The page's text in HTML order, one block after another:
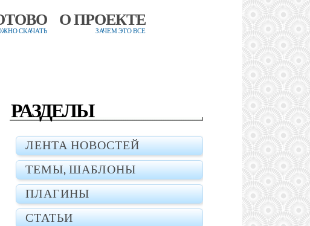
СКАЧАТЬ
О ПРОЕКТЕ
ЗАЧЕМ ЭТО ВСЕ
РАЗДЕЛЫ
ЛЕНТА НОВОСТЕЙ
ТЕМЫ, ШАБЛОНЫ
ПЛАГИНЫ
СТАТЬИ